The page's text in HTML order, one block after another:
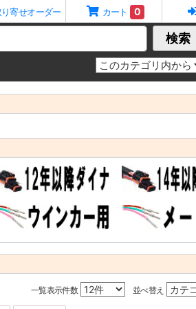
寄せオーダー カート 0
検索
一覧表示件数 並べ替え